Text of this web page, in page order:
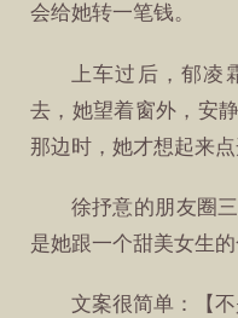
会给她转一笔钱。
上车过后，郁
去，她望着窗外，安
那边时，她才想起来点
徐抒意的朋友圈
是她跟一个甜美女生的
文案很简单：【不